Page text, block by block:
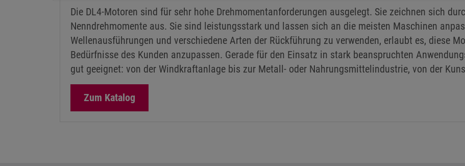
Die DL4-Motoren sind für sehr hohe Drehmomentanforderungen ausgelegt. Sie zeichnen sich
Nenndrehmomente aus. Sie sind leistungsstark und lassen sich an die meisten Maschinen
Wellenausführungen und verschiedene Arten der Rückführung zu verwenden, erlaubt es, diese
Bedürfnisse des Kunden anzupassen. Gerade für den Einsatz in stark beanspruchten
gut geeignet: von der Windkraftanlage bis zur Metall- oder Nahrungsmittelindustrie, von der
Zum Katalog